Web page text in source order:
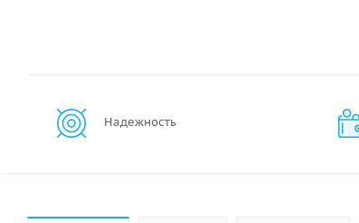
Надежность